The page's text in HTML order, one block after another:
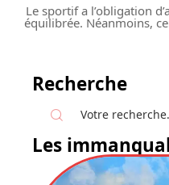
Le sportif a l’obligation
équilibrée. Néanmoins,
Recherche
Les